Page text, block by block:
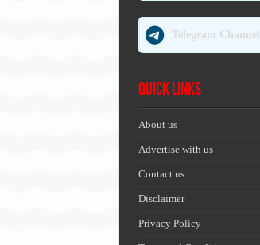
Telegram Channel
Quick Links
About us
Advertise with us
Contact us
Disclaimer
Privacy Policy